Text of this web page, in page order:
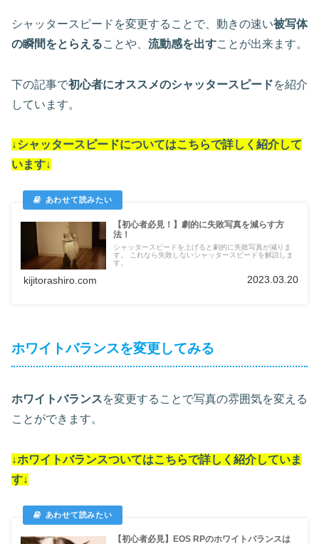
シャッタースピードを変更することで、動きの速い被写体
の瞬間をとらえることや、 流動感を出すことが出来ます。
下の記事で初心者にオススメのシャッタースピードを紹介
しています。
↓シャッタースピードについてはこちらで詳しく紹介して
います↓
【初心者必見！】劇的に失敗写真を減らす方
法！
シャッタースピードを上げると劇的に失敗写真が減りま
す。 これなら失敗しないシャッタースピードを解説しま
す。
kijitorashiro.com 2023.03.20
ホワイトバランスを変更してみる
ホワイトバランスを変更することで写真の雰囲気を変える
ことができます。
↓ホワイトバランスついてはこちらで詳しく紹介していま
す↓
【初心者必見】EOS RPのホワイトバランスは